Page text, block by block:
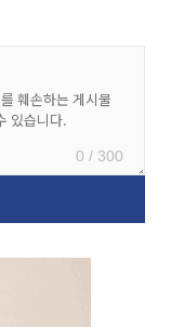
0 / 300